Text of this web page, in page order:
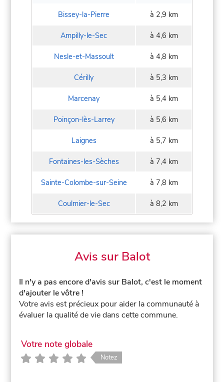
Bissey-la-Pierre à 2,9 km
Ampilly-le-Sec à 4,6 km
Nesle-et-Massoult à 4,8 km
Cérilly à 5,3 km
Marcenay à 5,4 km
Poinçon-lès-Larrey à 5,6 km
Laignes à 5,7 km
Fontaines-les-Sèches à 7,4 km
Sainte-Colombe-sur-Seine à 7,8 km
Coulmier-le-Sec à 8,2 km
Avis sur Balot
Il n'y a pas encore d'avis sur Balot, c'est le moment
d'ajouter le vôtre !
Votre avis est précieux pour aider la communauté à
évaluer la qualité de vie dans cette commune.
Votre note globale
Notez